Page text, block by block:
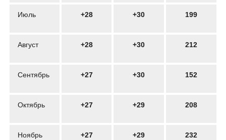
Июль +28 +30 199
Август +28 +30 212
Сентябрь +27 +30 152
Октябрь +27 +29 208
Ноябрь +27 +29 232